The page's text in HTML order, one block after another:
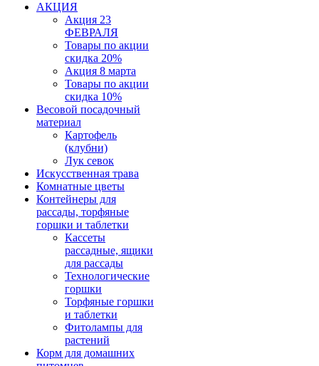
АКЦИЯ
Акция 23
ФЕВРАЛЯ
Товары по акции
скидка 20%
Акция 8 марта
Товары по акции
скидка 10%
Весовой посадочный
материал
Картофель
(клубни)
Лук севок
Искусственная трава
Комнатные цветы
Контейнеры для
рассады, торфяные
горшки и таблетки
Кассеты
рассадные, ящики
для рассады
Технологические
горшки
Торфяные горшки
и таблетки
Фитолампы для
растений
Корм для домашних